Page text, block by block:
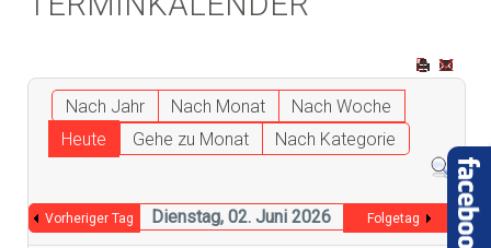
Nach Jahr Nach Monat
Nach Woche
Heute
Gehe zu Monat Nach Kategorie
Vorheriger Tag Dienstag, 02. Juni 2026 Folgetag